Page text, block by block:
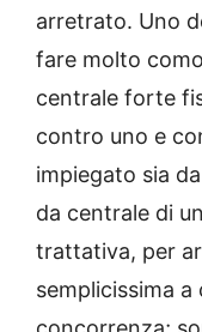
arretrato. Uno
fare molto
centrale forte
contro uno e
impiegato sia
da centrale di
trattativa, per
semplicissima a